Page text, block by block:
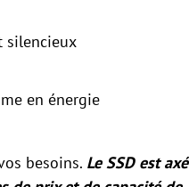
silencieux
en énergie
besoins. Le SSD est axé